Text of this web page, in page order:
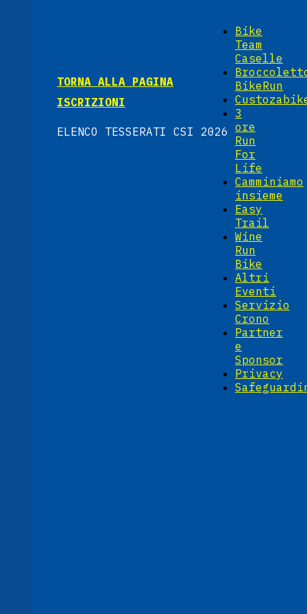
Bike
Team
Caselle
BikeRun
3
ore
Run
For
Life
Camminiamo
insieme
Easy
Trail
Wine
Run
Bike
Altri
Eventi
Servizio
Crono
Partner
e
Sponsor
Privacy
TORNA ALLA PAGINA
ISCRIZIONI
ELENCO TESSERATI CSI 2026